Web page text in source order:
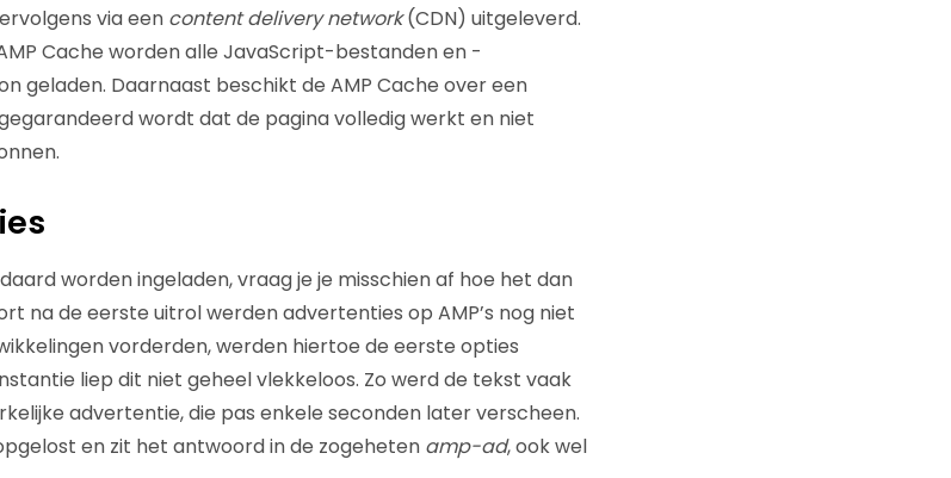
via een content delivery network(CDN) uitgeleverd.
Cache worden alle JavaScript-bestanden en -
geladen. Daarnaast beschikt de AMP Cache over een
wordt dat de pagina volledig werkt en niet
worden ingeladen, vraag je je misschien af hoe het dan
na de eerste uitrol werden advertenties op AMP’s nog niet
vorderden, werden hiertoe de eerste opties
liep dit niet geheel vlekkeloos. Zo werd de tekst vaak
advertentie, die pas enkele seconden later verscheen.
en zit het antwoord in de zogeheten amp-ad, ook wel